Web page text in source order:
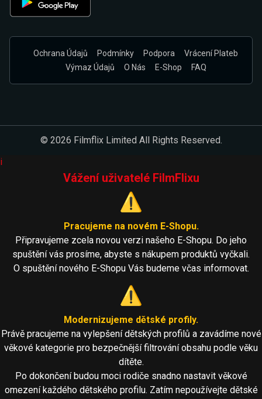
Ochrana Údajů Podmínky Podpora
Vrácení Plateb
Výmaz Údajů
O Nás E-Shop FAQ
© 2026 Filmflix Limited All Rights Reserved.
i
Vážení uživatelé FilmFlixu
⚠️
Pracujeme na novém E-Shopu.
Připravujeme zcela novou verzi našeho E-Shopu. Do jeho
spuštění vás prosíme, abyste s nákupem produktů vyčkali.
O spuštění nového E-Shopu Vás budeme včas informovat.
⚠️
Modernizujeme dětské profily.
Právě pracujeme na vylepšení dětských profilů a zavádíme nové
věkové kategorie pro bezpečnější filtrování obsahu podle věku
dítěte.
Po dokončení budou moci rodiče snadno nastavit věkové
omezení každého dětského profilu. Zatím nepoužívejte dětské